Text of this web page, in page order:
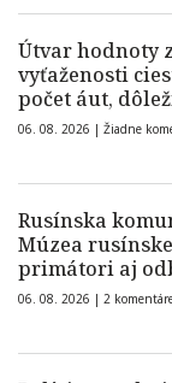
Útvar hodnoty
vyťaženosti
počet áut,
06. 08. 2026 | Žiadne
Rusínska
Múzea
primátori aj
06. 08. 2026 | 2